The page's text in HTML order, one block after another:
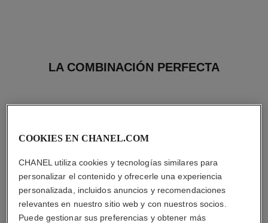
LA COMBINACIÓN PERFECTA
COOKIES EN CHANEL.COM
CHANEL utiliza cookies y tecnologías similares para
personalizar el contenido y ofrecerle una experiencia
personalizada, incluidos anuncios y recomendaciones
relevantes en nuestro sitio web y con nuestros socios.
Puede gestionar sus preferencias y obtener más